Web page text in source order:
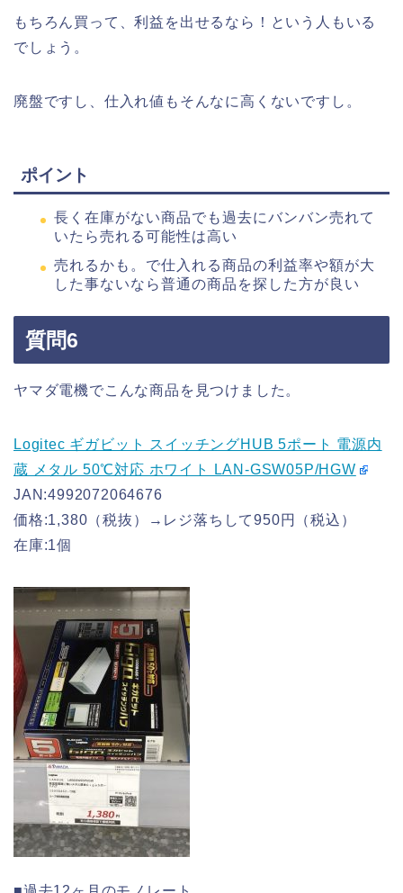
もちろん買って、利益を出せるなら！という人もいる
でしょう。
廃盤ですし、仕入れ値もそんなに高くないですし。
ポイント
長く在庫がない商品でも過去にバンバン売れて
いたら売れる可能性は高い
売れるかも。で仕入れる商品の利益率や額が大
した事ないなら普通の商品を探した方が良い
質問6
ヤマダ電機でこんな商品を見つけました。
Logitec ギガビット スイッチングHUB 5ポート 電源内
蔵 メタル 50℃対応 ホワイト LAN-GSW05P/HGW
JAN:4992072064676
価格:1,380（税抜）→レジ落ちして950円（税込）
在庫:1個